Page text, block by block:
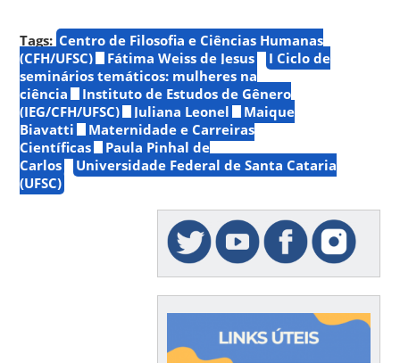
Tags: Centro de Filosofia e Ciências Humanas
(CFH/UFSC)
Fátima Weiss de Jesus
I Ciclo de
seminários temáticos: mulheres na
ciência
Instituto de Estudos de Gênero
(IEG/CFH/UFSC)
Juliana Leonel
Maique
Biavatti
Maternidade e Carreiras
Científicas
Paula Pinhal de
Carlos
Universidade Federal de Santa Cataria
(UFSC)